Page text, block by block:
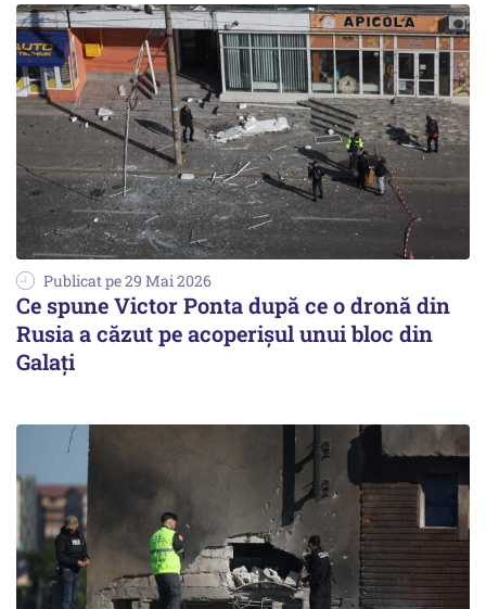
Publicat pe 29 Mai 2026
Ce spune Victor Ponta după ce o dronă din
Rusia a căzut pe acoperișul unui bloc din
Galați